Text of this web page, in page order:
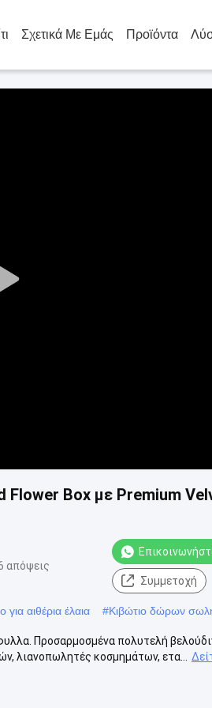
Σχετικά Με Εμάς Προϊόντα
Play
Box με Premium
απόψεις
Συμμετοχή
αιθέρια έλαια #Κιβώτιο δώρων
Προσαρμοσμένα πολυτελή
λιανοπωλητές κοσμημάτων, ετα...